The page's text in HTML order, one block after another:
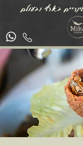
בארץ ובעולם